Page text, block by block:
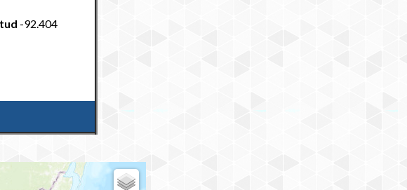
-92.404